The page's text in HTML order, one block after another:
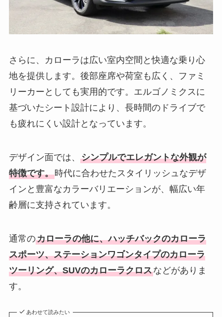
さらに、カローラは広い室内空間と快適な乗り心
地を提供します。後部座席や荷室も広く、ファミ
リーカーとしても実用的です。エルゴノミクスに
基づいたシート設計により、長時間のドライブで
も疲れにくい設計となっています。
デザイン面では、 シンプルでエレガントな外観が
特徴です。時代に合わせたスタイリッシュなデザ
インと豊富なカラーバリエーションが、幅広い年
齢層に支持されています。
通常のカローラの他に、ハッチバックのカローラ
スポーツ、ステーションワゴンタイプのカローラ
ツーリング、SUVのカローラクロスなどがありま
す。
あわせて読みたい